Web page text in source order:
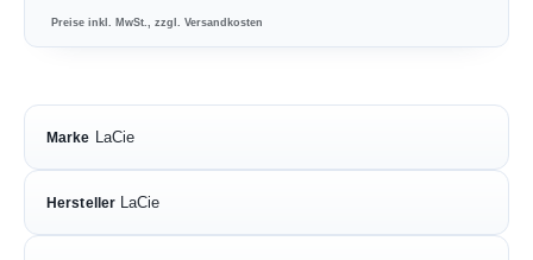
Preise inkl. MwSt., zzgl. Versandkosten
Marke LaCie
Hersteller LaCie